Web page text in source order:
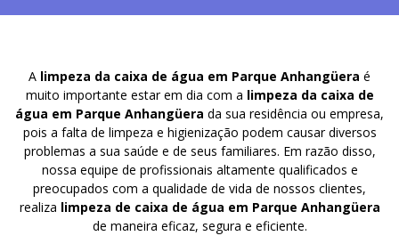
A limpeza da caixa de água em Parque Anhangüera é
muito importante estar em dia com a limpeza da caixa de
água em Parque Anhangüera da sua residência ou empresa,
pois a falta de limpeza e higienização podem causar diversos
problemas a sua saúde e de seus familiares. Em razão disso,
nossa equipe de profissionais altamente qualificados e
preocupados com a qualidade de vida de nossos clientes,
realiza limpeza de caixa de água em Parque Anhangüera
de maneira eficaz, segura e eficiente.